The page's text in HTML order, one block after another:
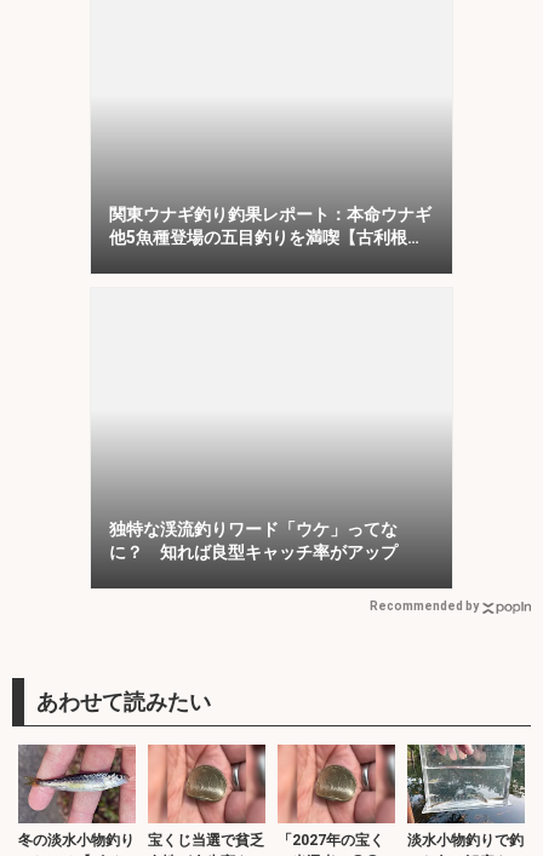
関東ウナギ釣り釣果レポート：本命ウナギ
他5魚種登場の五目釣りを満喫【古利根
独特な渓流釣りワード「ウケ」ってな
に？ 知れば良型キャッチ率がアップ
Recommended by
冬の淡水小物釣り
宝くじ当選で貧乏
「2027年の宝く
淡水小物釣りで釣